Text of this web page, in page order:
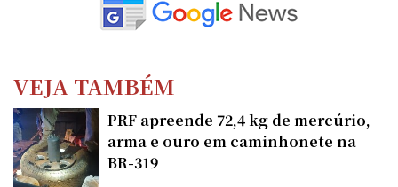
VEJA TAMBÉM
PRF apreende 72,4 kg de mercúrio,
arma e ouro em caminhonete na
BR-319